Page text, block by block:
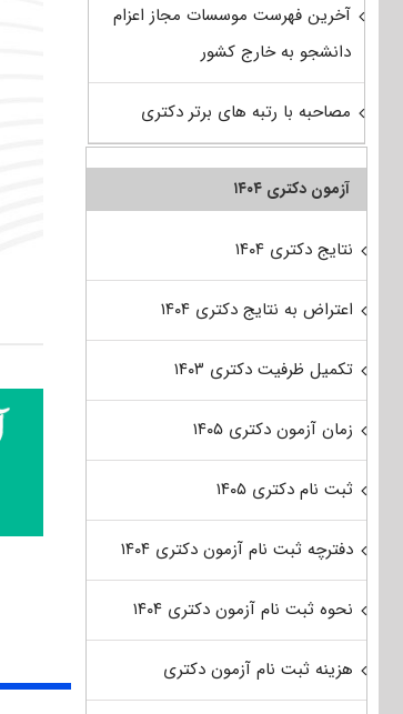
آخرین فهرست موسسات مجاز اعزام
دانشجو به خارج کشور
مصاحبه با رتبه های برتر دکتری
آزمون دکتری ۱۴۰۴
نتایج دکتری ۱۴۰۴
اعتراض به نتایج دکتری ۱۴۰۴
تکمیل ظرفیت دکتری ۱۴۰۳
زمان آزمون دکتری ۱۴۰۵
ثبت نام دکتری ۱۴۰۵
دفترچه ثبت نام آزمون دکتری ۱۴۰۴
نحوه ثبت نام آزمون دکتری ۱۴۰۴
هزینه ثبت نام آزمون دکتری